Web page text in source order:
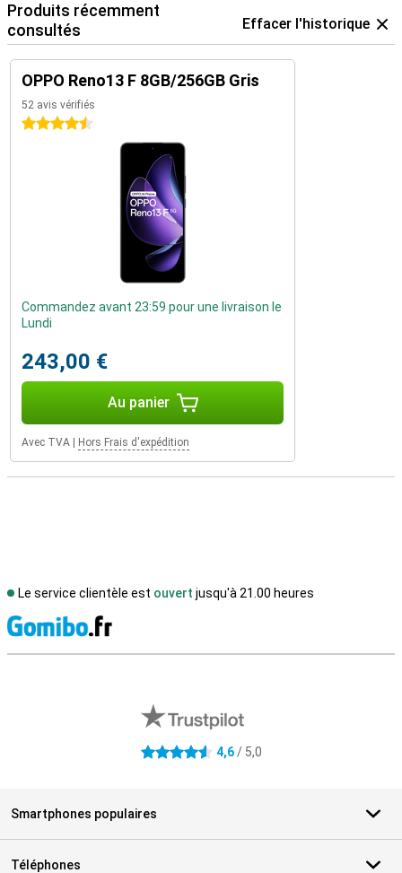
Produits récemment
consultés
Effacer l'historique
OPPO Reno13 F 8GB/256GB Gris
52 avis vérifiés
4.5 étoiles
Commandez avant 23:59 pour une livraison le
Lundi
243,00 €
Au panier
Avec TVA Hors Frais d'expédition
Le service clientèle est ouvert jusqu'à 21.00 heures
4.6 étoiles 4,6/ 5,0
Smartphones populaires
Téléphones